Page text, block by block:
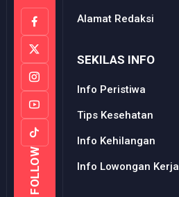
FOLLOW
Alamat Redaksi
SEKILAS INFO
Info Peristiwa
Tips Kesehatan
Info Kehilangan
Info Lowongan Kerja